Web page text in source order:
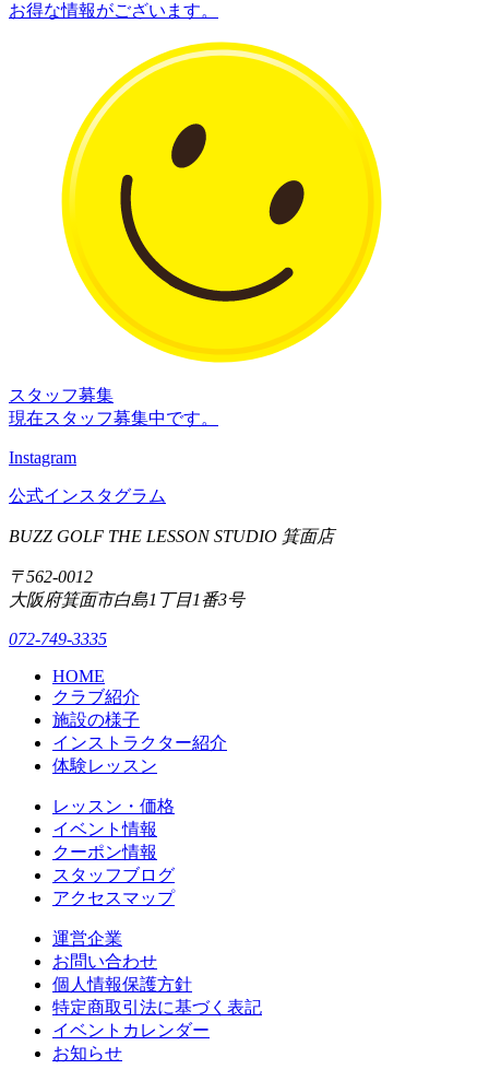
お得な情報がございます。
スタッフ募集
現在スタッフ募集中です。
Instagram
公式インスタグラム
BUZZ GOLF THE LESSON STUDIO 箕面店
〒562-0012
大阪府箕面市白島1丁目1番3号
072-749-3335
HOME
クラブ紹介
施設の様子
インストラクター紹介
体験レッスン
レッスン・価格
イベント情報
クーポン情報
スタッフブログ
アクセスマップ
運営企業
お問い合わせ
個人情報保護方針
特定商取引法に基づく表記
イベントカレンダー
お知らせ